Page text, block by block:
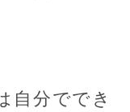
自分ででき